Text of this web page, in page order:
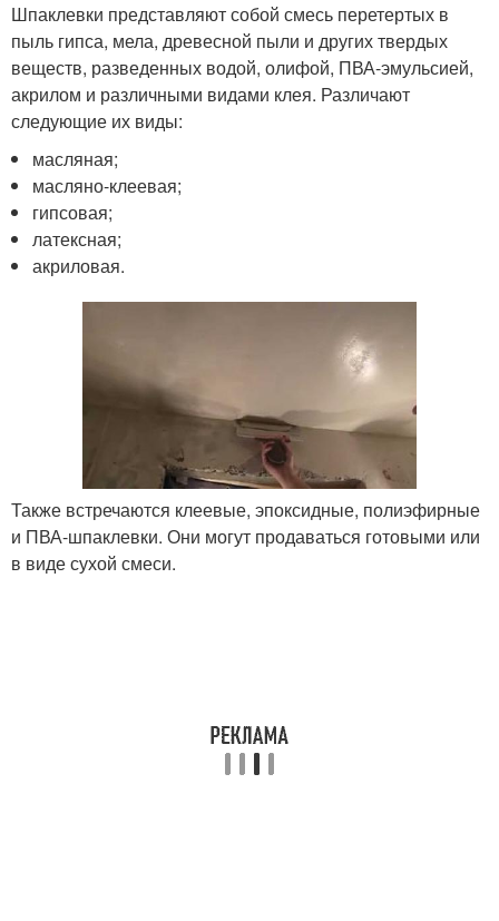
Шпаклевки представляют собой смесь перетертых в
пыль гипса, мела, древесной пыли и других твердых
веществ, разведенных водой, олифой, ПВА-эмульсией,
акрилом и различными видами клея. Различают
следующие их виды:
масляная;
масляно-клеевая;
гипсовая;
латексная;
акриловая.
Также встречаются клеевые, эпоксидные, полиэфирные
и ПВА-шпаклевки. Они могут продаваться готовыми или
в виде сухой смеси.